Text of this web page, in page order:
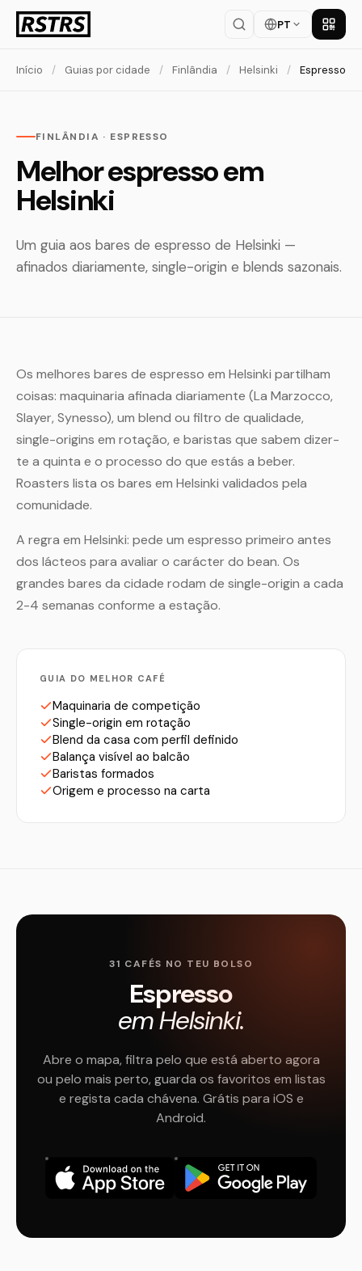
PT Baixar
Início / Guias por cidade / Finlândia / Helsinki / Espresso
FINLÂNDIA · ESPRESSO
Melhor espresso em
Helsinki
Um guia aos bares de espresso de Helsinki —
afinados diariamente, single-origin e blends sazonais.
Os melhores bares de espresso em Helsinki partilham
coisas: maquinaria afinada diariamente (La Marzocco,
Slayer, Synesso), um blend ou filtro de qualidade,
single-origins em rotação, e baristas que sabem dizer-
te a quinta e o processo do que estás a beber.
Roasters lista os bares em Helsinki validados pela
comunidade.
A regra em Helsinki: pede um espresso primeiro antes
dos lácteos para avaliar o carácter do bean. Os
grandes bares da cidade rodam de single-origin a cada
2-4 semanas conforme a estação.
GUIA DO MELHOR CAFÉ
Maquinaria de competição
Single-origin em rotação
Blend da casa com perfil definido
Balança visível ao balcão
Baristas formados
Origem e processo na carta
31 CAFÉS NO TEU BOLSO
Espresso
em Helsinki.
Abre o mapa, filtra pelo que está aberto agora
ou pelo mais perto, guarda os favoritos em listas
e regista cada chávena. Grátis para iOS e
Android.